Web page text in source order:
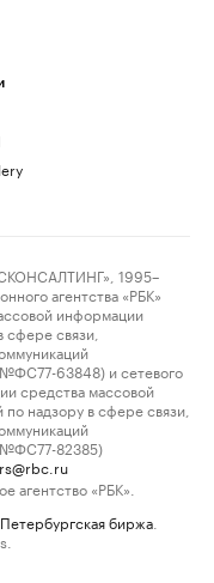
1995–
агентства «РБК»
информации
связи,
63848) и сетевого
средства массовой
надзору в сфере связи,
№ФС77-82385)
агентство «РБК».
биржа